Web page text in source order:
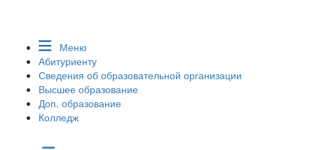
Меню
Абитуриенту
Сведения об образовательной организации
Высшее образование
Доп. образование
Колледж